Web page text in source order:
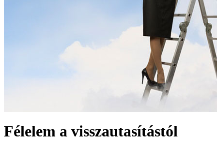
Félelem a visszautasítástól